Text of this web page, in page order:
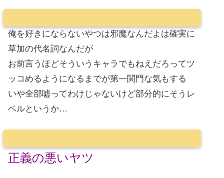
俺を好きにならないやつは邪魔なんだよは確実に
草加の代名詞なんだが
お前言うほどそういうキャラでもねえだろってツ
ッコめるようになるまでが第一関門な気もする
いや全部嘘ってわけじゃないけど部分的にそうレ
ベルというか…
正義の悪いヤツ